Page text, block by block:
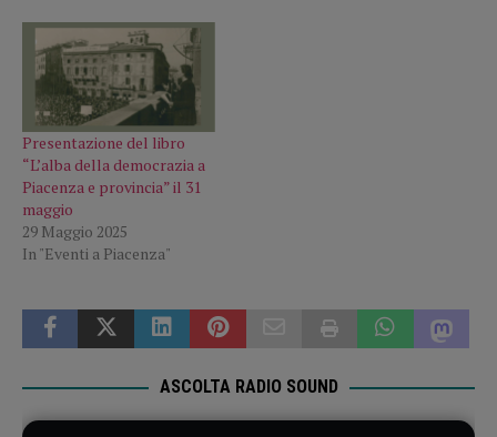
Presentazione del libro
“L’alba della democrazia a
Piacenza e provincia” il 31
maggio
29 Maggio 2025
In "Eventi a Piacenza"
ASCOLTA RADIO SOUND